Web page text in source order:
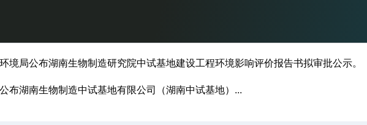
局公布湖南生物制造研究院中试基地建设工程环境影响评价报告书拟审批公示。
布湖南生物制造中试基地有限公司（湖南中试基地）...